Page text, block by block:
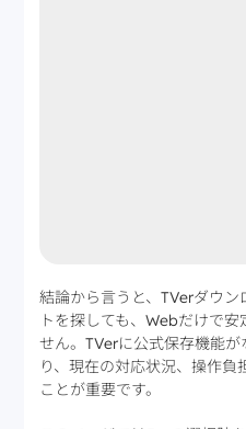
結論から言うと、TVerダウ
トを探しても、Webだけで
せん。TVerに公式保存機能
り、現在の対応状況、操作
ことが重要です。